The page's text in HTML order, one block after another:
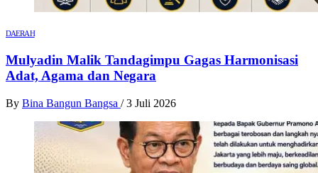
DAERAH
Mulyadin Malik Tandagimpu Gagas Harmonisasi
Adat, Agama dan Negara
By Bina Bangun Bangsa / 3 Juli 2026